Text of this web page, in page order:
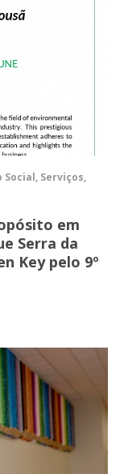
Social, Serviços,
em
Serra da
Key pelo 9º